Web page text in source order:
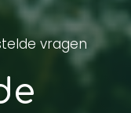
vragen